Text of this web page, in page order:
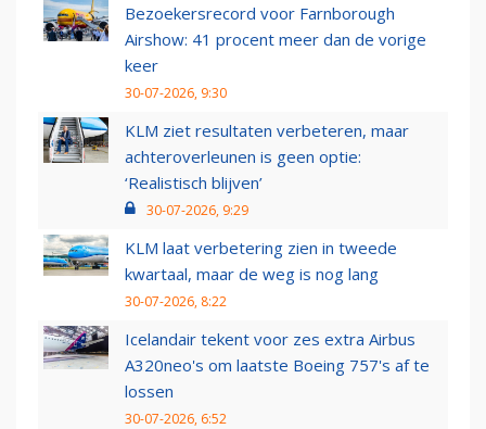
Bezoekersrecord voor Farnborough
Airshow: 41 procent meer dan de vorige
keer
30-07-2026, 9:30
KLM ziet resultaten verbeteren, maar
achteroverleunen is geen optie:
‘Realistisch blijven’
30-07-2026, 9:29
KLM laat verbetering zien in tweede
kwartaal, maar de weg is nog lang
30-07-2026, 8:22
Icelandair tekent voor zes extra Airbus
A320neo's om laatste Boeing 757's af te
lossen
30-07-2026, 6:52